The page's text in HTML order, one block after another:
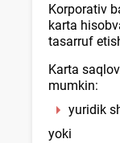
Korporativ
karta
tasarruf
Karta
mumkin:
yuridik
yoki